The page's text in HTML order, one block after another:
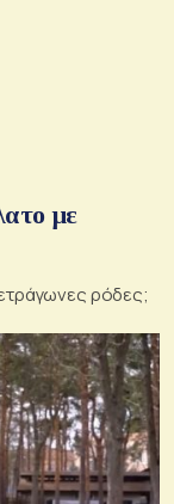
με
ρόδες;